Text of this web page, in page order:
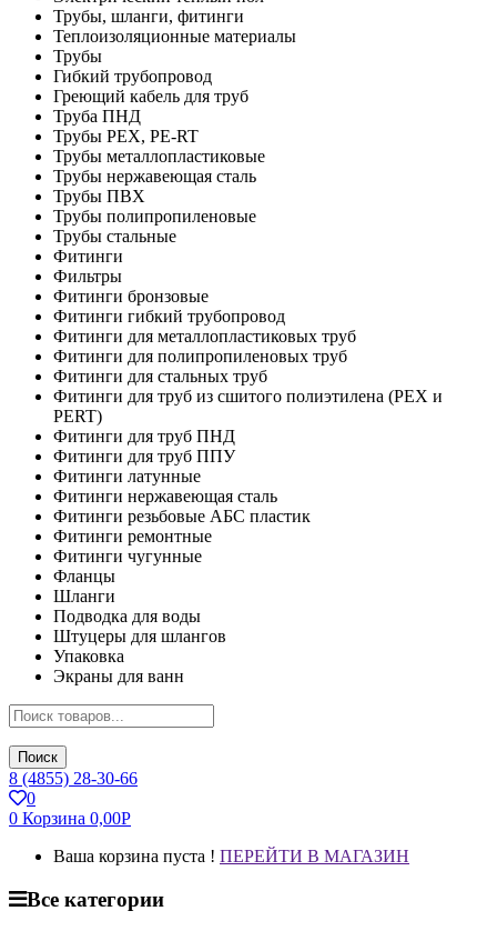
Трубы, шланги, фитинги
Теплоизоляционные материалы
Трубы
Гибкий трубопровод
Греющий кабель для труб
Труба ПНД
Трубы PEX, PE-RT
Трубы металлопластиковые
Трубы нержавеющая сталь
Трубы ПВХ
Трубы полипропиленовые
Трубы стальные
Фитинги
Фильтры
Фитинги бронзовые
Фитинги гибкий трубопровод
Фитинги для металлопластиковых труб
Фитинги для полипропиленовых труб
Фитинги для стальных труб
Фитинги для труб из сшитого полиэтилена (PEX и
PERT)
Фитинги для труб ПНД
Фитинги для труб ППУ
Фитинги латунные
Фитинги нержавеющая сталь
Фитинги резьбовые АБС пластик
Фитинги ремонтные
Фитинги чугунные
Фланцы
Шланги
Подводка для воды
Штуцеры для шлангов
Упаковка
Экраны для ванн
Поиск
8 (4855) 28-30-66
0
0 Корзина 0,00Р
Ваша корзина пуста ! ПЕРЕЙТИ В МАГАЗИН
Все категории